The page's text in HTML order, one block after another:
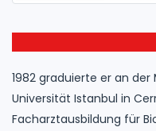
1982 graduierte er an
Universität Istanbul in
Facharztausbildung für